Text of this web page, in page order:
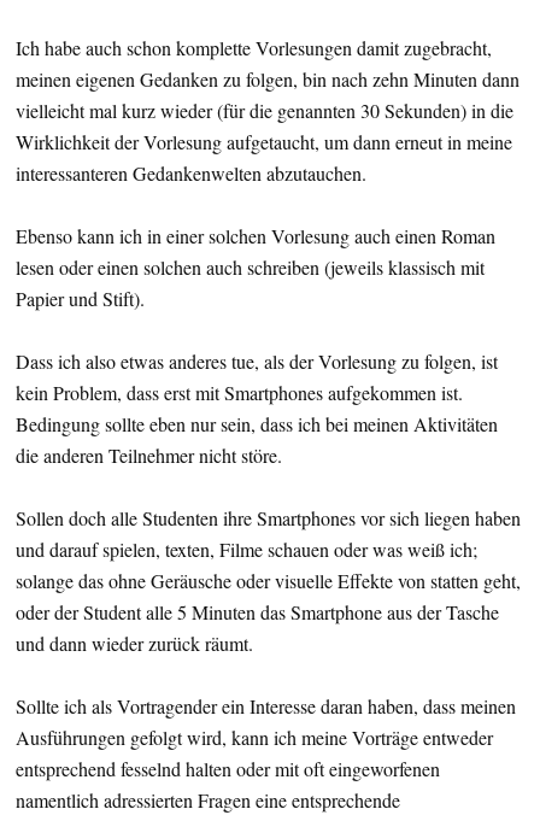
Ich habe auch schon komplette Vorlesungen damit zugebracht,
meinen eigenen Gedanken zu folgen, bin nach zehn Minuten dann
vielleicht mal kurz wieder (für die genannten 30 Sekunden) in die
Wirklichkeit der Vorlesung aufgetaucht, um dann erneut in meine
interessanteren Gedankenwelten abzutauchen.
Ebenso kann ich in einer solchen Vorlesung auch einen Roman
lesen oder einen solchen auch schreiben (jeweils klassisch mit
Papier und Stift).
Dass ich also etwas anderes tue, als der Vorlesung zu folgen, ist
kein Problem, dass erst mit Smartphones aufgekommen ist.
Bedingung sollte eben nur sein, dass ich bei meinen Aktivitäten
die anderen Teilnehmer nicht störe.
Sollen doch alle Studenten ihre Smartphones vor sich liegen haben
und darauf spielen, texten, Filme schauen oder was weiß ich;
solange das ohne Geräusche oder visuelle Effekte von statten geht,
oder der Student alle 5 Minuten das Smartphone aus der Tasche
und dann wieder zurück räumt.
Sollte ich als Vortragender ein Interesse daran haben, dass meinen
Ausführungen gefolgt wird, kann ich meine Vorträge entweder
entsprechend fesselnd halten oder mit oft eingeworfenen
namentlich adressierten Fragen eine entsprechende